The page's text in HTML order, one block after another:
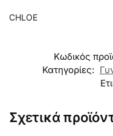
CHLOE
Κωδικός
Κατηγορίες:
Σχετικά